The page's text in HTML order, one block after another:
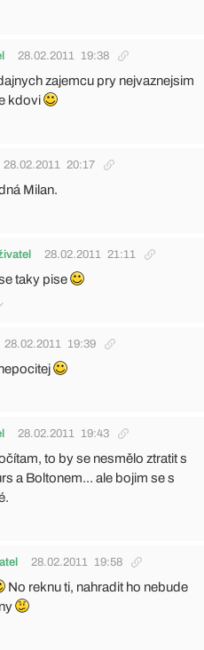
28.02.2011 19:38
zajemcu pry nejvaznejsim
kdovi
28.02.2011 20:17
Milan.
28.02.2011 21:11
taky pise
28.02.2011 19:39
28.02.2011 19:43
to by se nesmělo ztratit s
a Boltonem... ale bojim se s
28.02.2011 19:58
No reknu ti, nahradit ho nebude